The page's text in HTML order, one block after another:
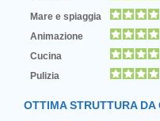
Mare e spiaggia
Animazione
Cucina
Pulizia
OTTIMA STRUTTURA DA